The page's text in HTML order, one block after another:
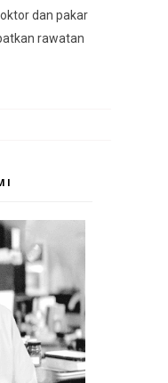
dan pakar
rawatan